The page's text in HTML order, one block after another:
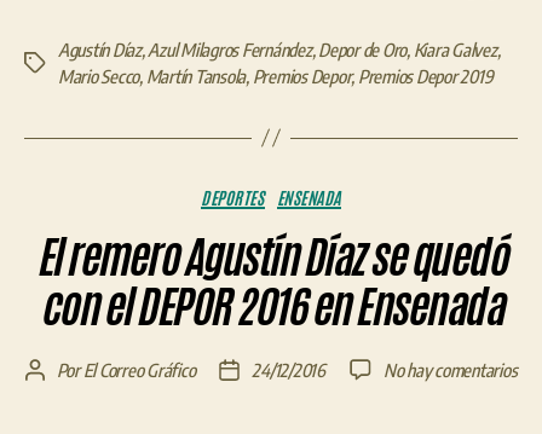
Etiquetas
Agustín Díaz,Azul Milagros Fernández,Depor de Oro, Kiara Galvez,
Mario Secco, Martín Tansola, Premios Depor, Premios Depor 2019
Categorías
DEPORTES ENSENADA
El remero Agustín Díaz se quedó
con el DEPOR 2016 en Ensenada
AutorPorEl Correo Gráfico
Fecha24/12/2016 No hay comentariosen